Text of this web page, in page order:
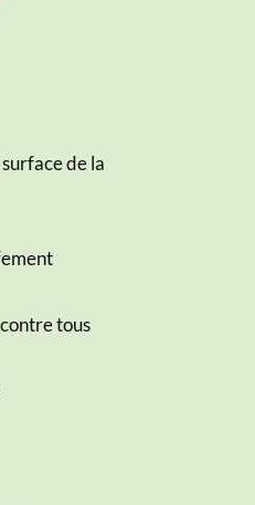
de la
tous